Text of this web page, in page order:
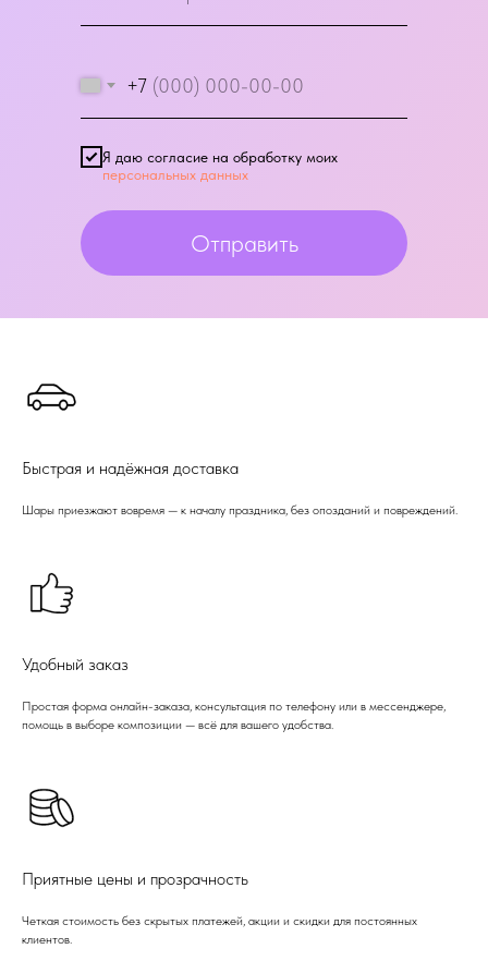
+7
Я даю согласие на обработку моих
персональных данных
Отправить
Быстрая и надёжная доставка
Шары приезжают вовремя — к началу праздника, без опозданий и повреждений.
Удобный заказ
Простая форма онлайн-заказа, консультация по телефону или в мессенджере,
помощь в выборе композиции — всё для вашего удобства.
Приятные цены и прозрачность
Четкая стоимость без скрытых платежей, акции и скидки для постоянных
клиентов.